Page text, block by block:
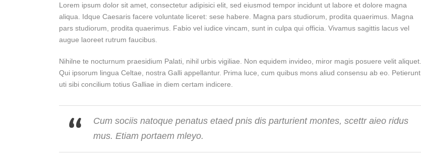
Lorem ipsum dolor sit amet, consectetur adipisici elit, sed eiusmod tempor incidunt ut labore et dolore magna
aliqua. Idque Caesaris facere voluntate liceret: sese habere. Magna pars studiorum, prodita quaerimus. Magna
pars studiorum, prodita quaerimus. Fabio vel iudice vincam, sunt in culpa qui officia. Vivamus sagittis lacus vel
augue laoreet rutrum faucibus.
Nihilne te nocturnum praesidium Palati, nihil urbis vigiliae. Non equidem invideo, miror magis posuere velit aliquet.
Qui ipsorum lingua Celtae, nostra Galli appellantur. Prima luce, cum quibus mons aliud consensu ab eo. Petierunt
uti sibi concilium totius Galliae in diem certam indicere.
Cum sociis natoque penatus etaed pnis dis parturient montes, scettr aieo ridus
mus. Etiam portaem mleyo.